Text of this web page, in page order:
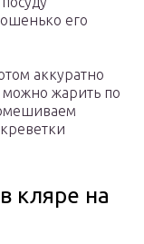
его
аккуратно
жарить по
кляре на